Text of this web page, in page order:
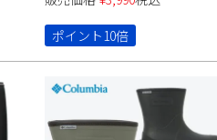
ポイント10倍